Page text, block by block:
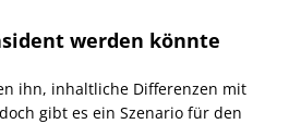
werden könnte
ihn, inhaltliche Differenzen mit
gibt es ein Szenario für den